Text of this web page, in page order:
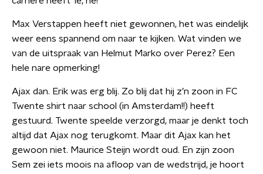
Max Verstappen heeft niet gewonnen, het was eindelijk
weer eens spannend om naar te kijken. Wat vinden we
van de uitspraak van Helmut Marko over Perez? Een
hele nare opmerking!
Ajax dan. Erik was erg blij. Zo blij dat hij z’n zoon in FC
Twente shirt naar school (in Amsterdam!!) heeft
gestuurd. Twente speelde verzorgd, maar je denkt toch
altijd dat Ajax nog terugkomt. Maar dit Ajax kan het
gewoon niet. Maurice Steijn wordt oud. En zijn zoon
Sem zei iets moois na afloop van de wedstrijd, je hoort